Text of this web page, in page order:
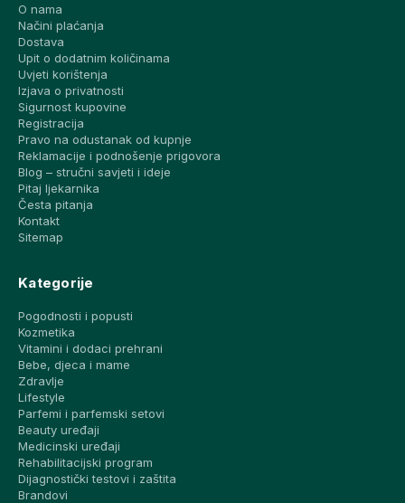
O nama
Načini plaćanja
Dostava
Upit o dodatnim količinama
Uvjeti korištenja
Izjava o privatnosti
Sigurnost kupovine
Registracija
Pravo na odustanak od kupnje
Reklamacije i podnošenje prigovora
Blog – stručni savjeti i ideje
Pitaj ljekarnika
Česta pitanja
Kontakt
Sitemap
Kategorije
Pogodnosti i popusti
Kozmetika
Vitamini i dodaci prehrani
Bebe, djeca i mame
Zdravlje
Lifestyle
Parfemi i parfemski setovi
Beauty uređaji
Medicinski uređaji
Rehabilitacijski program
Dijagnostički testovi i zaštita
Brandovi